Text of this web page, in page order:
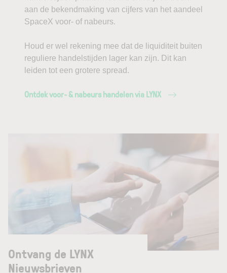
aan de bekendmaking van cijfers van het aandeel
SpaceX voor- of nabeurs.
Houd er wel rekening mee dat de liquiditeit buiten
reguliere handelstijden lager kan zijn. Dit kan
leiden tot een grotere spread.
Ontdek voor- & nabeurs handelen via LYNX
Ontvang de LYNX
Nieuwsbrieven